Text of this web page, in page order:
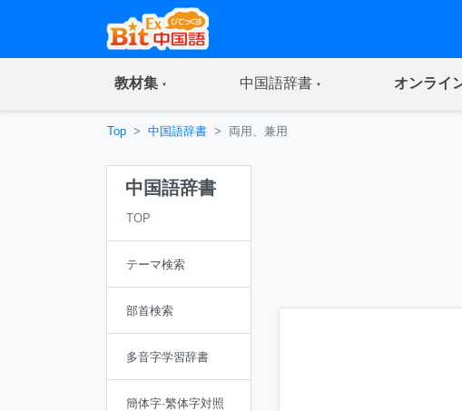
教材集(current) 中国語辞書(current) オンライ
Top 中国語辞書 両用、兼用
中国語辞書
TOP
テーマ検索
部首検索
多音字学習辞書
簡体字·繁体字対照